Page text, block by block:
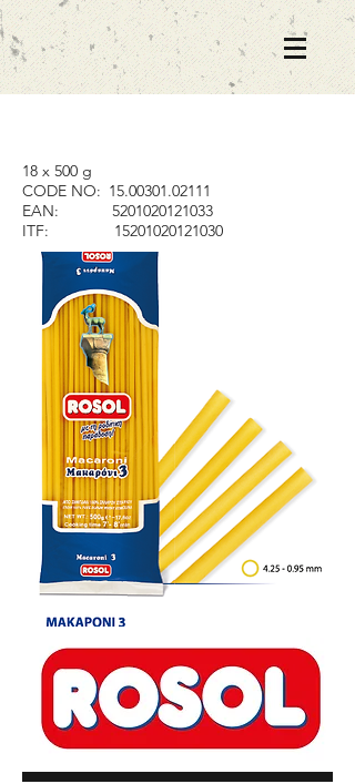
18 x 500 g
CODE NO: 15.00301.02111
EAN: 5201020121033
ITF:
15201020121030